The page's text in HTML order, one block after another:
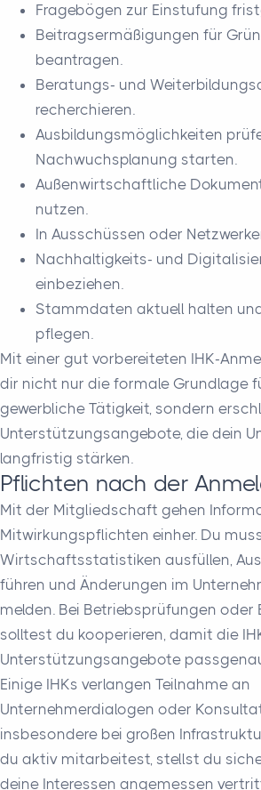
Fragebögen zur Einstufung
Beitragsermäßigungen für
beantragen.
Beratungs- und
recherchieren.
Ausbildungsmöglichkeiten
Nachwuchsplanung starten.
Außenwirtschaftliche
nutzen.
In Ausschüssen oder
Nachhaltigkeits- und
einbeziehen.
Stammdaten aktuell halten
pflegen.
Mit einer gut vorbereiteten IHK-
dir nicht nur die formale Grundlage
gewerbliche Tätigkeit, sondern
Unterstützungsangebote, die dein
langfristig stärken.
Pflichten nach der
Mit der Mitgliedschaft gehen
Mitwirkungspflichten einher. Du
Wirtschaftsstatistiken ausfüllen,
führen und Änderungen im
melden. Bei Betriebsprüfungen
solltest du kooperieren, damit die
Unterstützungsangebote
Einige IHKs verlangen Teilnahme an
Unternehmerdialogen oder
insbesondere bei großen
du aktiv mitarbeitest, stellst du
deine Interessen angemessen